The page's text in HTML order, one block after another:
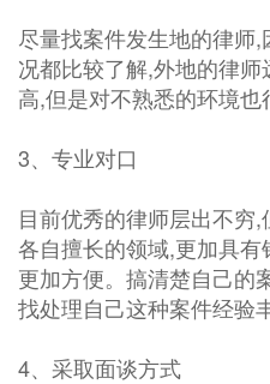
尽量找案件发生地的律师
况都比较了解,外地的律
高,但是对不熟悉的环境也
3、专业对口
目前优秀的律师层出不穷
各自擅长的领域,更加具
更加方便。搞清楚自己的
找处理自己这种案件经验
4、采取面谈方式